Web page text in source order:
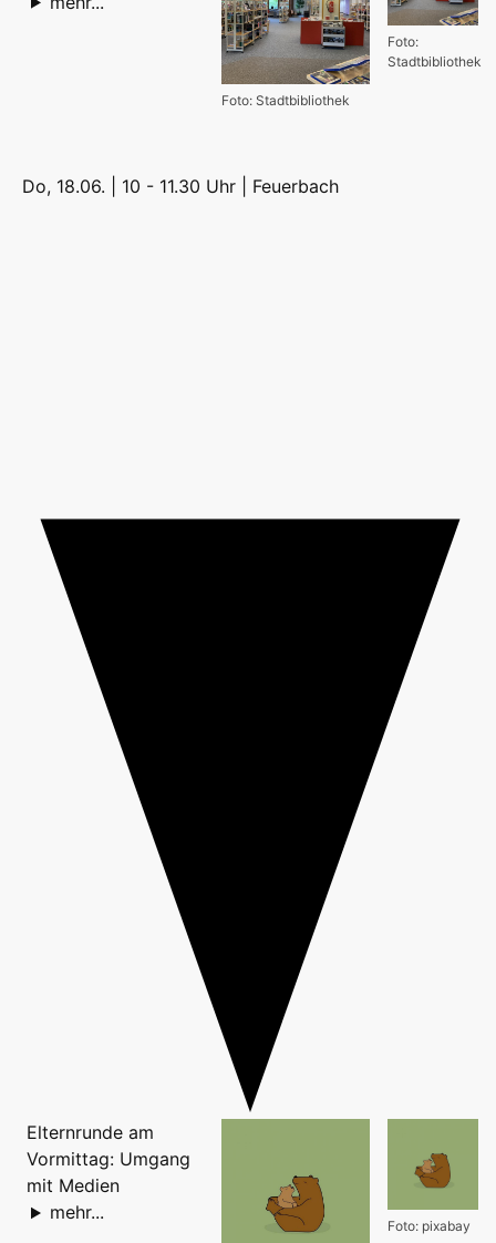
Foto:
Stadtbibliothek
Foto: Stadtbibliothek
Do, 18.06. | 10 - 11.30 Uhr | Feuerbach
Foto: pixabay
Elternrunde am
Vormittag: Umgang
mit Medien
mehr...